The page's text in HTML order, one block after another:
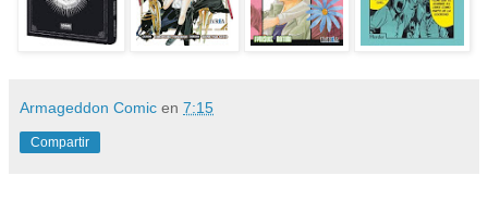
Armageddon Comic en 7:15
Compartir